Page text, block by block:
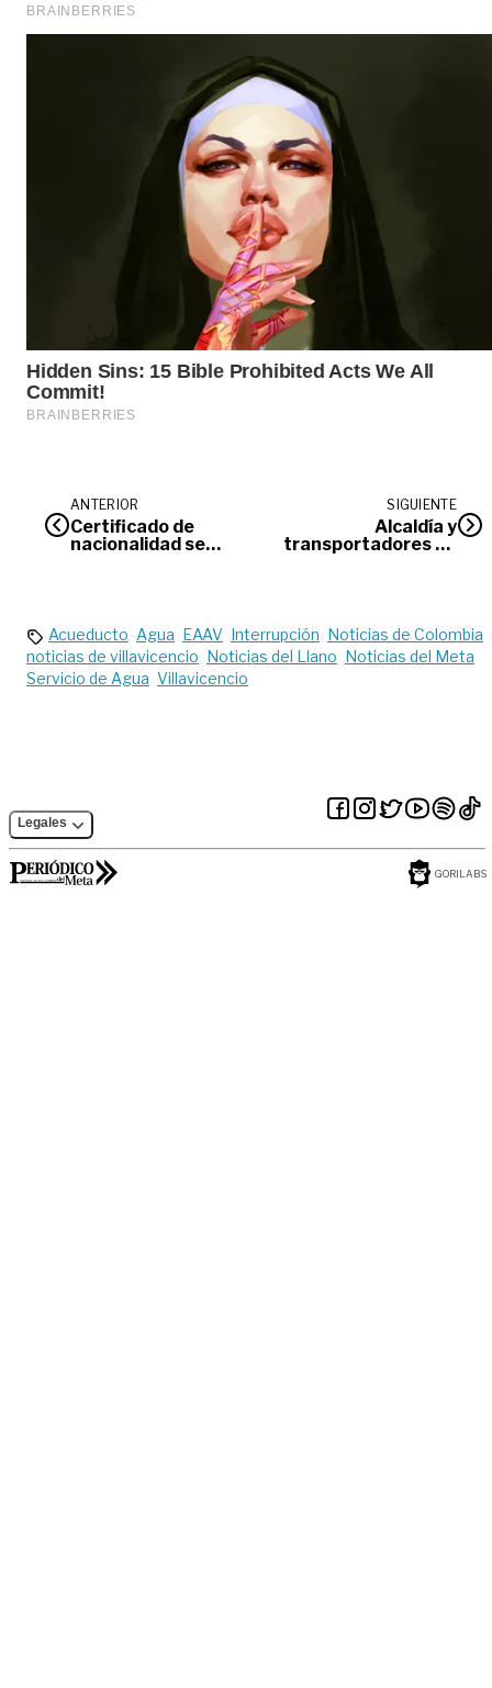
ANTERIOR
Certificado de
nacionalidad se
SIGUIENTE
Alcaldía y
transportadores de
Acueducto Agua EAAV Interrupción Noticias de Colombia
noticias de villavicencio Noticias del Llano Noticias del Meta
Servicio de Agua Villavicencio
Legales
GORILABS